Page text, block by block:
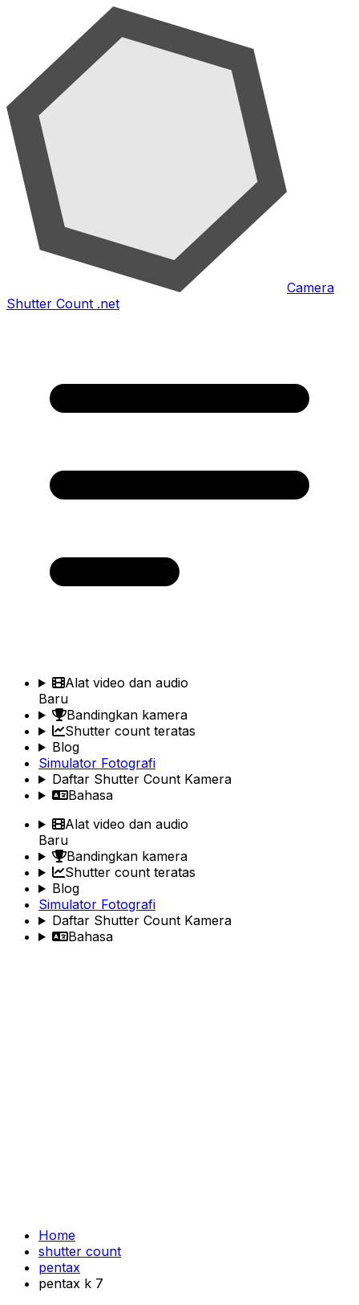
Camera
Shutter Count .net
Alat video dan audio
Baru
Bandingkan kamera
Shutter count teratas
Blog
Simulator Fotografi
Daftar Shutter Count Kamera
Bahasa
Alat video dan audio
Baru
Bandingkan kamera
Shutter count teratas
Blog
Simulator Fotografi
Daftar Shutter Count Kamera
Bahasa
Home
shutter count
pentax
pentax k 7